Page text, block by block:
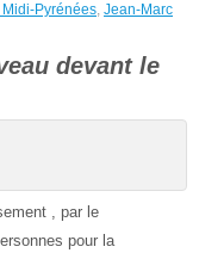
Midi-Pyrénées, Jean-Marc
devant le
, par le
pour la